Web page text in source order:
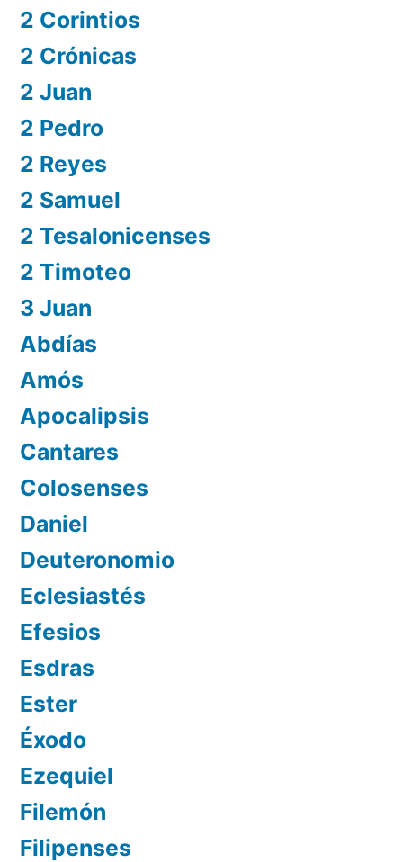
2 Corintios
2 Crónicas
2 Juan
2 Pedro
2 Reyes
2 Samuel
2 Tesalonicenses
2 Timoteo
3 Juan
Abdías
Amós
Apocalipsis
Cantares
Colosenses
Daniel
Deuteronomio
Eclesiastés
Efesios
Esdras
Ester
Éxodo
Ezequiel
Filemón
Filipenses